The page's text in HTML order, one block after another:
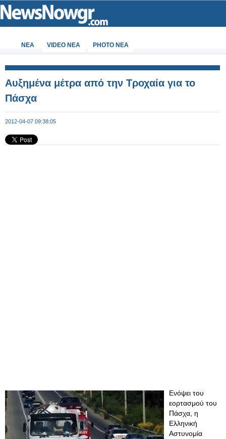
ΝΕΑ VIDEO NEA PHOTO NEA
Αυξημένα μέτρα από την Τροχαία για το
Πάσχα
2012-04-07 09:38:05
Ενόψει του
εορτασμού του
Πάσχα, η
Ελληνική
Αστυνομία